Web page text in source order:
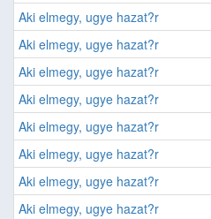
Aki elmegy, ugye hazat?r
Aki elmegy, ugye hazat?r
Aki elmegy, ugye hazat?r
Aki elmegy, ugye hazat?r
Aki elmegy, ugye hazat?r
Aki elmegy, ugye hazat?r
Aki elmegy, ugye hazat?r
Aki elmegy, ugye hazat?r